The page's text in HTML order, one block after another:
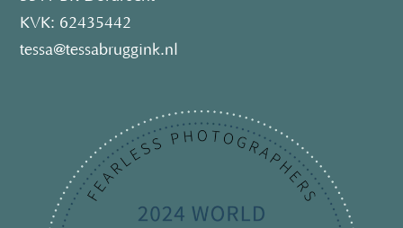
KVK: 62435442
tessa@tessabruggink.nl